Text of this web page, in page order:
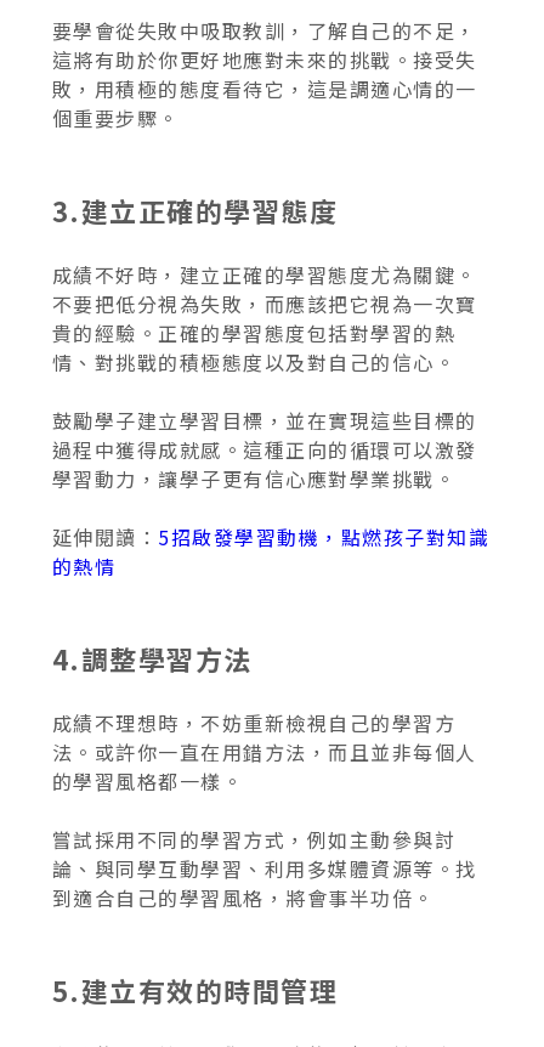
要學會從失敗中吸取教訓，了解自己的不足，
這將有助於你更好地應對未來的挑戰。接受失
敗，用積極的態度看待它，這是調適心情的一
個重要步驟。
3.建立正確的學習態度
成績不好時，建立正確的學習態度尤為關鍵。
不要把低分視為失敗，而應該把它視為一次寶
貴的經驗。正確的學習態度包括對學習的熱
情、對挑戰的積極態度以及對自己的信心。
鼓勵學子建立學習目標，並在實現這些目標的
過程中獲得成就感。這種正向的循環可以激發
學習動力，讓學子更有信心應對學業挑戰。
延伸閱讀： 5招啟發學習動機，點燃孩子對知識
的熱情
4.調整學習方法
成績不理想時，不妨重新檢視自己的學習方
法。或許你一直在用錯方法，而且並非每個人
的學習風格都一樣。
嘗試採用不同的學習方式，例如主動參與討
論、與同學互動學習、利用多媒體資源等。找
到適合自己的學習風格，將會事半功倍。
5.建立有效的時間管理